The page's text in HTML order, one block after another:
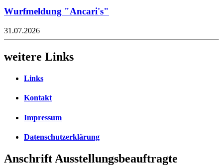
Wurfmeldung "Ancari's"
31.07.2026
weitere Links
Links
Kontakt
Impressum
Datenschutzerklärung
Anschrift Ausstellungsbeauftragte